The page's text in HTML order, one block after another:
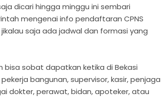
dicari hingga minggu ini sembari
mengenai info pendaftaran CPNS
jikalau saja ada jadwal dan formasi yang
bisa sobat dapatkan ketika di Bekasi
bangunan, supervisor, kasir, penjaga
dokter, perawat, bidan, apoteker, atau